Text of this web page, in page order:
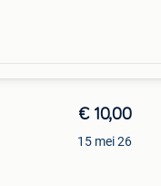
€ 10,00
15 mei 26